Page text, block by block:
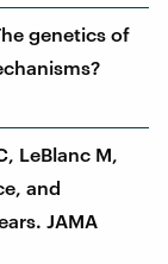
genetics of
LeBlanc M,
and
JAMA